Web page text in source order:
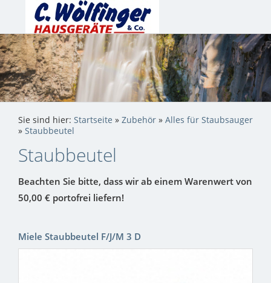
Sie sind hier: Startseite » Zubehör » Alles für Staubsauger
» Staubbeutel
Staubbeutel
Beachten Sie bitte, dass wir ab einem Warenwert von
50,00 € portofrei liefern!
Miele Staubbeutel F/J/M 3 D